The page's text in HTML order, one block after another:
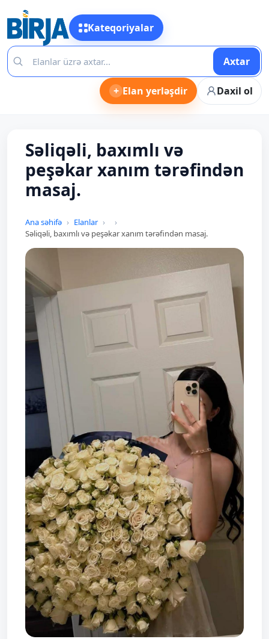
Kateqoriyalar
Axtar
+ Elan yerləşdir Daxil ol
Səliqəli, baxımlı və
peşəkar xanım tərəfindən
masaj.
Ana səhifə
Elanlar
Səliqəli, baxımlı və peşəkar xanım tərəfindən masaj.